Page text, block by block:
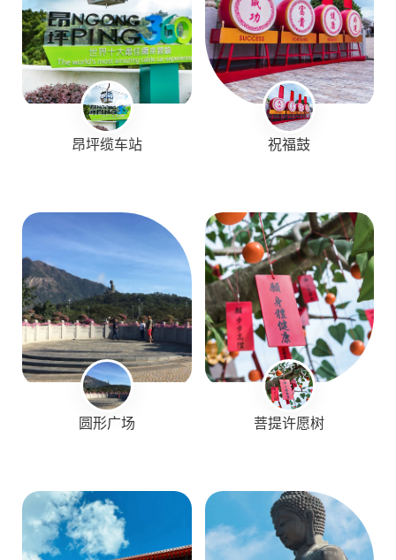
昂坪缆车站 祝福鼓
圆形广场 菩提许愿树